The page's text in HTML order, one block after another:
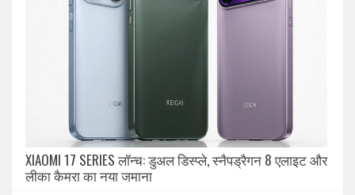
XIAOMI 17 SERIES लॉन्च: डुअल डिस्प्ले, स्नैपड्रैगन 8 एलाइट और
लीका कैमरा का नया जमाना